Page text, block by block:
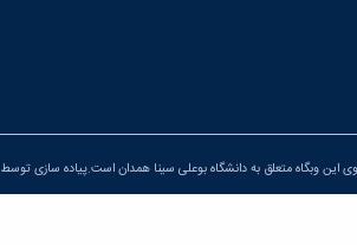
این وبگاه متعلق به دانشگاه بوعلی سینا همدان است.پیاده سازی توسط